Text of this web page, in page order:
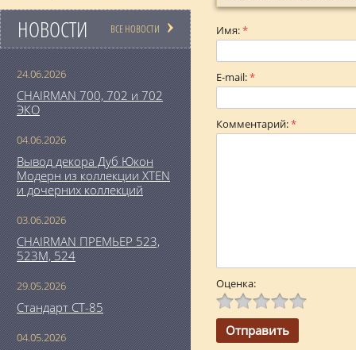
НОВОСТИ ВСЕ НОВОСТИ
24.06.2026
CHAIRMAN 700, 702 и 702
ЭКО
04.06.2026
Вывод декора Дуб Юкон
Модерн из коллекции XTEN
и дочерних коллекций
03.06.2026
CHAIRMAN ПРЕМЬЕР 523,
523М, 524
29.05.2026
Стандарт СТ-85
04.05.2026
Имя:*
E-mail:*
Комментарий:*
Оценка: